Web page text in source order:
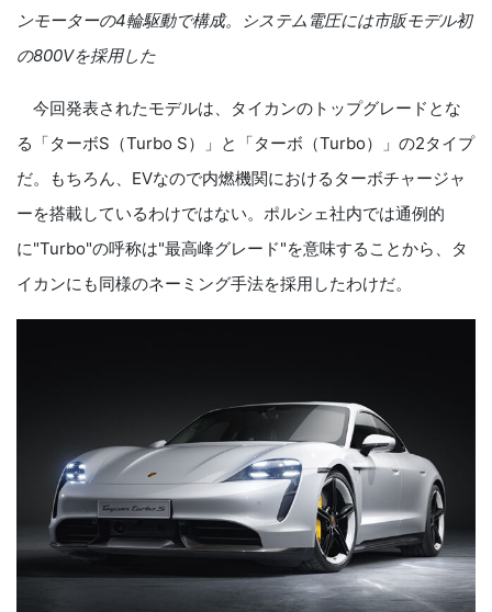
ンモーターの4輪駆動で構成。システム電圧には市販モデル初
の800Vを採用した
今回発表されたモデルは、タイカンのトップグレードとな
る「ターボS（Turbo S）」と「ターボ（Turbo）」の2タイプ
だ。もちろん、EVなので内燃機関におけるターボチャージャ
ーを搭載しているわけではない。ポルシェ社内では通例的
に"Turbo"の呼称は"最高峰グレード"を意味することから、タ
イカンにも同様のネーミング手法を採用したわけだ。